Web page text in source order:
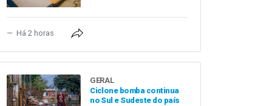
Há 2 horas
GERAL
Ciclone bomba continua
no Sul e Sudeste do país